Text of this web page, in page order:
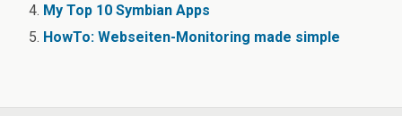
My Top 10 Symbian Apps
HowTo: Webseiten-Monitoring made simple